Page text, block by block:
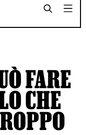
SHARE
SHARE
FARE
CHE